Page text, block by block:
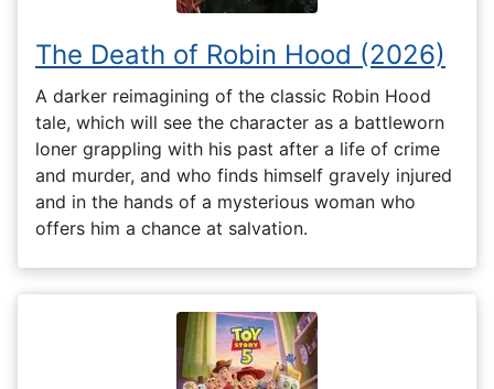
The Death of Robin Hood (2026)
A darker reimagining of the classic Robin Hood
tale, which will see the character as a battleworn
loner grappling with his past after a life of crime
and murder, and who finds himself gravely injured
and in the hands of a mysterious woman who
offers him a chance at salvation.